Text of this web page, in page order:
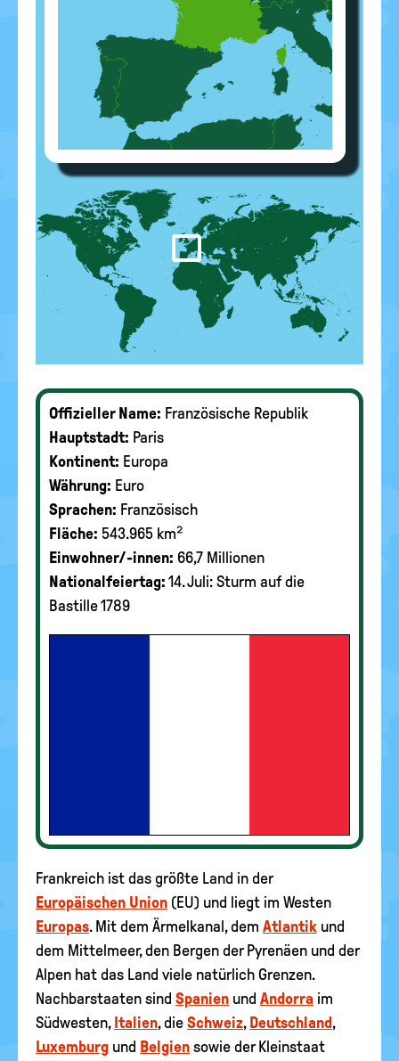
Offizieller Name: Französische Republik
Hauptstadt: Paris
Kontinent: Europa
Währung: Euro
Sprachen: Französisch
Fläche: 543.965 km²
Einwohner/-innen: 66,7 Millionen
Nationalfeiertag: 14. Juli: Sturm auf die
Bastille 1789
Frankreich ist das größte Land in der
Europäischen Union (EU) und liegt im Westen
Europas. Mit dem Ärmelkanal, dem Atlantik und
dem Mittelmeer, den Bergen der Pyrenäen und der
Alpen hat das Land viele natürlich Grenzen.
Nachbarstaaten sind Spanien und Andorra im
Südwesten, Italien, die Schweiz, Deutschland,
Luxemburg und Belgien sowie der Kleinstaat